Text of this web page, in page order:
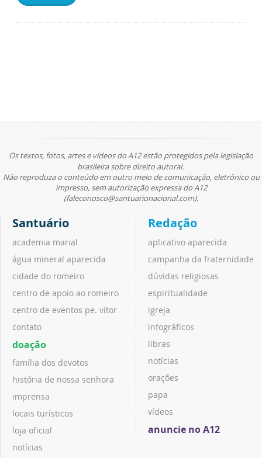
Os textos, fotos, artes e vídeos do A12 estão protegidos pela legislação
brasileira sobre direito autoral.
Não reproduza o conteúdo em outro meio de comunicação, eletrônico ou
impresso, sem autorização expressa do A12
(faleconosco@santuarionacional.com).
Santuário
academia marial
água mineral aparecida
cidade do romeiro
centro de apoio ao romeiro
centro de eventos pe. vitor
contato
doação
família dos devotos
história de nossa senhora
imprensa
locais turísticos
loja oficial
notícias
Redação
aplicativo aparecida
campanha da fraternidade
dúvidas religiosas
espiritualidade
igreja
infográficos
libras
notícias
orações
papa
vídeos
anuncie no A12